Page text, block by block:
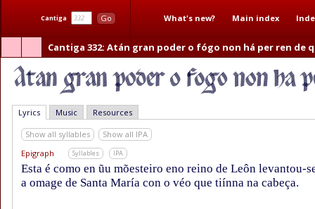
Cantiga Go What's new? Main index
Cantiga 332: Atán gran poder o fógo non há per ren de
Lyrics Music Resources
Show all syllables
Show all IPA
Epigraph
Syllables IPA
Esta é como en ũu mõesteiro eno reino de Leôn levantou-
a omage de Santa María con o véo que tiínna na cabeça.